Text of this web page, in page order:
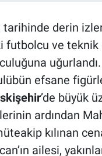
tarihinde derin
futbolcu ve
uğurlandı.
efsane
’de büyük
ardından
kılınan
ailesi,